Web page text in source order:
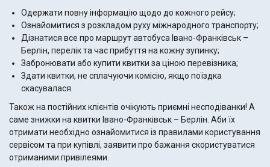
Одержати повну інформацію щодо до кожного рейсу;
Ознайомитися з розкладом руху міжнародного транспорту;
Дізнатися все про маршрут автобуса Івано-Франківськ –
Берлін, перелік та час прибуття на кожну зупинку;
Забронювати або купити квитки за ціною перевізника;
Здати квитки, не сплачуючи комісію, якщо поїздка
скасувалася.
Також на постійних клієнтів очікують приємні несподіванки! А
саме знижки на квитки Івано-Франківськ – Берлін. Аби їх
отримати необхідно ознайомитися із правилами користування
сервісом та при купівлі, заявити про бажання скористуватися
отриманими привілеями.